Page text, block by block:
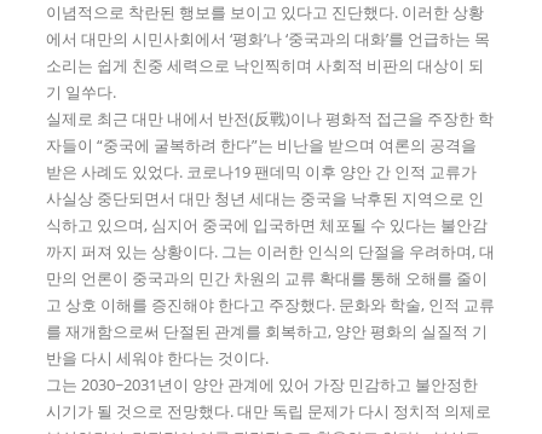
이념적으로 착란된 행보를 보이고 있다고 진단했다. 이러한 상황
에서 대만의 시민사회에서 ‘평화’나 ‘중국과의 대화’를 언급하는 목
소리는 쉽게 친중 세력으로 낙인찍히며 사회적 비판의 대상이 되
기 일쑤다.
실제로 최근 대만 내에서 반전(反戰)이나 평화적 접근을 주장한 학
자들이 “중국에 굴복하려 한다”는 비난을 받으며 여론의 공격을
받은 사례도 있었다. 코로나19 팬데믹 이후 양안 간 인적 교류가
사실상 중단되면서 대만 청년 세대는 중국을 낙후된 지역으로 인
식하고 있으며, 심지어 중국에 입국하면 체포될 수 있다는 불안감
까지 퍼져 있는 상황이다. 그는 이러한 인식의 단절을 우려하며, 대
만의 언론이 중국과의 민간 차원의 교류 확대를 통해 오해를 줄이
고 상호 이해를 증진해야 한다고 주장했다. 문화와 학술, 인적 교류
를 재개함으로써 단절된 관계를 회복하고, 양안 평화의 실질적 기
반을 다시 세워야 한다는 것이다.
그는 2030~2031년이 양안 관계에 있어 가장 민감하고 불안정한
시기가 될 것으로 전망했다. 대만 독립 문제가 다시 정치적 의제로